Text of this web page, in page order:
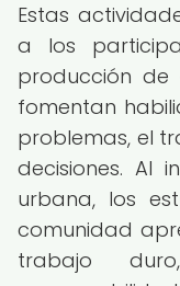
Estas
a los
producción de
fomentan
problemas, el
decisiones. Al
urbana, los
comunidad
trabajo